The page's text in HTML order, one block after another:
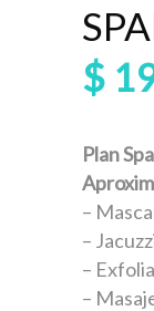
$
Plan
–
–
–
–